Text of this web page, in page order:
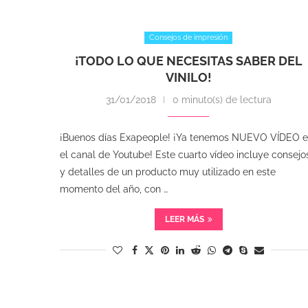
Consejos de impresión
¡TODO LO QUE NECESITAS SABER DEL
VINILO!
31/01/2018 0 minuto(s) de lectura
¡Buenos días Exapeople! ¡Ya tenemos NUEVO VÍDEO
el canal de Youtube! Este cuarto vídeo incluye
y detalles de un producto muy utilizado en este
momento del año, con …
LEER MÁS